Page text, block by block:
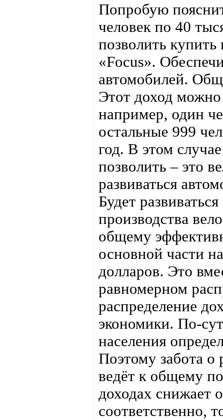
Попробую
человек по 40
позволить
«Focus».
автомобилей.
Этот доход
например, один
остальные 999
год. В этом
позволить – это
развиваться
Будет
производства
общему
основной части
долларов. Это
равномерном
распределение
экономики. По-
населения
Поэтому забота о
ведёт к общему
доходах снижает
соответственно,